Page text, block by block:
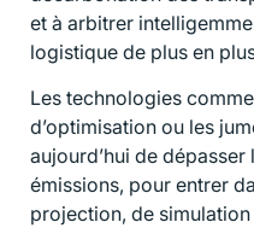
et à arbitrer
logistique de plus en
Les technologies
d’optimisation ou les
aujourd’hui de
émissions, pour entrer
projection, de